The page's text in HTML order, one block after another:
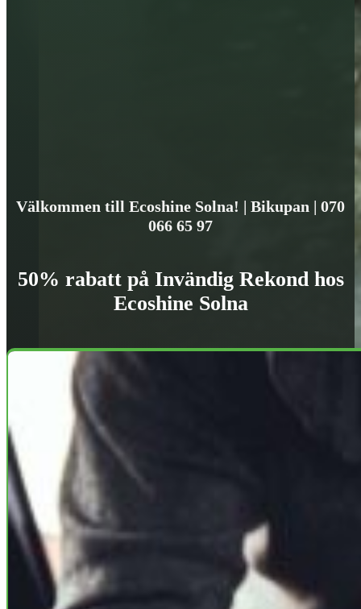
Välkommen till Ecoshine Solna! | Bikupan | 070
066 65 97
50% rabatt på Invändig Rekond hos
Ecoshine Solna